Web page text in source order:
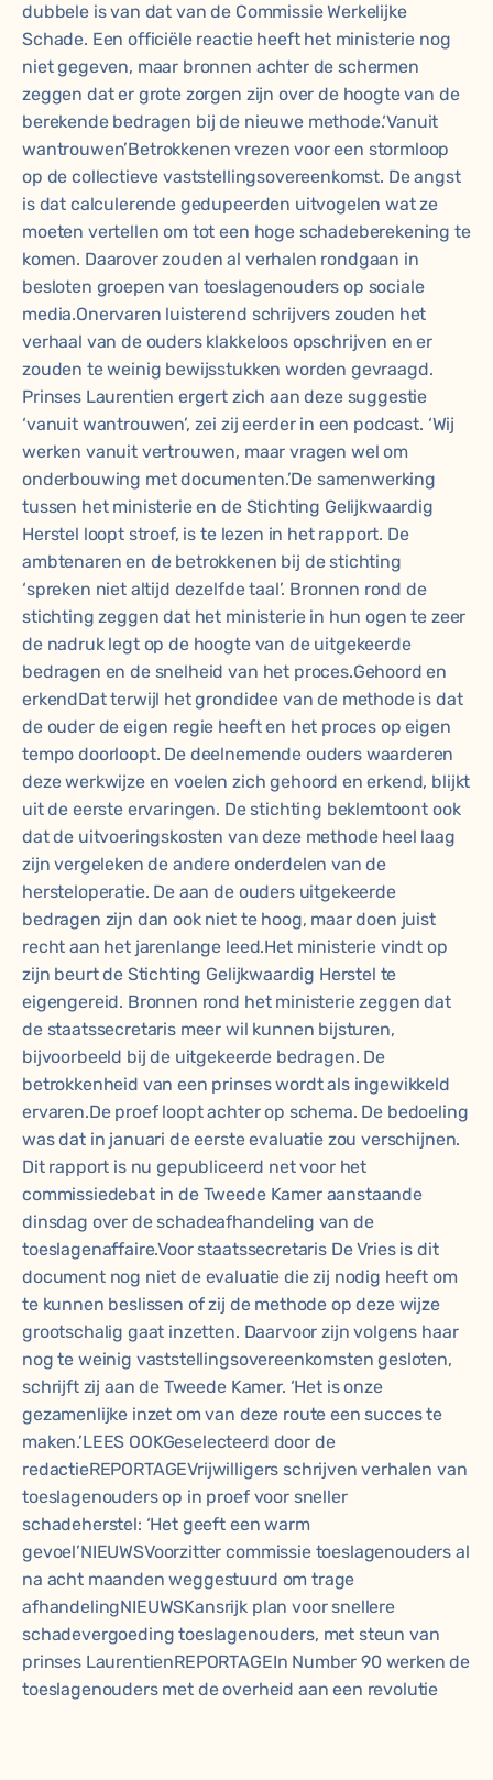
dubbele is van dat van de Commissie Werkelijke
Schade. Een officiële reactie heeft het ministerie nog
niet gegeven, maar bronnen achter de schermen
zeggen dat er grote zorgen zijn over de hoogte van de
berekende bedragen bij de nieuwe methode.‘Vanuit
wantrouwen’Betrokkenen vrezen voor een stormloop
op de collectieve vaststellingsovereenkomst. De angst
is dat calculerende gedupeerden uitvogelen wat ze
moeten vertellen om tot een hoge schadeberekening te
komen. Daarover zouden al verhalen rondgaan in
besloten groepen van toeslagenouders op sociale
media.Onervaren luisterend schrijvers zouden het
verhaal van de ouders klakkeloos opschrijven en er
zouden te weinig bewijsstukken worden gevraagd.
Prinses Laurentien ergert zich aan deze suggestie
‘vanuit wantrouwen’, zei zij eerder in een podcast. ‘Wij
werken vanuit vertrouwen, maar vragen wel om
onderbouwing met documenten.’De samenwerking
tussen het ministerie en de Stichting Gelijkwaardig
Herstel loopt stroef, is te lezen in het rapport. De
ambtenaren en de betrokkenen bij de stichting
‘spreken niet altijd dezelfde taal’. Bronnen rond de
stichting zeggen dat het ministerie in hun ogen te zeer
de nadruk legt op de hoogte van de uitgekeerde
bedragen en de snelheid van het proces.Gehoord en
erkendDat terwijl het grondidee van de methode is dat
de ouder de eigen regie heeft en het proces op eigen
tempo doorloopt. De deelnemende ouders waarderen
deze werkwijze en voelen zich gehoord en erkend, blijkt
uit de eerste ervaringen. De stichting beklemtoont ook
dat de uitvoeringskosten van deze methode heel laag
zijn vergeleken de andere onderdelen van de
hersteloperatie. De aan de ouders uitgekeerde
bedragen zijn dan ook niet te hoog, maar doen juist
recht aan het jarenlange leed.Het ministerie vindt op
zijn beurt de Stichting Gelijkwaardig Herstel te
eigengereid. Bronnen rond het ministerie zeggen dat
de staatssecretaris meer wil kunnen bijsturen,
bijvoorbeeld bij de uitgekeerde bedragen. De
betrokkenheid van een prinses wordt als ingewikkeld
ervaren.De proef loopt achter op schema. De bedoeling
was dat in januari de eerste evaluatie zou verschijnen.
Dit rapport is nu gepubliceerd net voor het
commissiedebat in de Tweede Kamer aanstaande
dinsdag over de schadeafhandeling van de
toeslagenaffaire.Voor staatssecretaris De Vries is dit
document nog niet de evaluatie die zij nodig heeft om
te kunnen beslissen of zij de methode op deze wijze
grootschalig gaat inzetten. Daarvoor zijn volgens haar
nog te weinig vaststellingsovereenkomsten gesloten,
schrijft zij aan de Tweede Kamer. ‘Het is onze
gezamenlijke inzet om van deze route een succes te
maken.’LEES OOKGeselecteerd door de
redactieREPORTAGEVrijwilligers schrijven verhalen van
toeslagenouders op in proef voor sneller
schadeherstel: ‘Het geeft een warm
gevoel’NIEUWSVoorzitter commissie toeslagenouders al
na acht maanden weggestuurd om trage
afhandelingNIEUWSKansrijk plan voor snellere
schadevergoeding toeslagenouders, met steun van
prinses LaurentienREPORTAGEIn Number 90 werken de
toeslagenouders met de overheid aan een revolutie